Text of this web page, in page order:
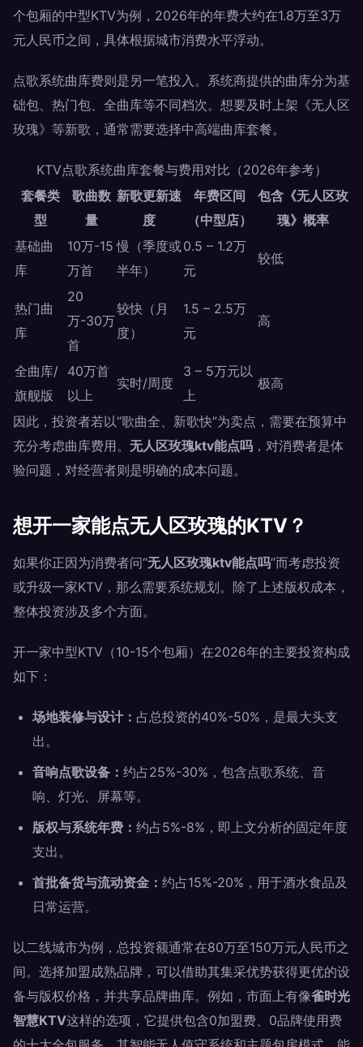
个包厢的中型KTV为例，2026年的年费大约在1.8万至3万
元人民币之间，具体根据城市消费水平浮动。
点歌系统曲库费则是另一笔投入。系统商提供的曲库分为基
础包、热门包、全曲库等不同档次。想要及时上架《无人区
玫瑰》等新歌，通常需要选择中高端曲库套餐。
KTV点歌系统曲库套餐与费用对比（2026年参考）
套餐类
型
歌曲数
量
新歌更新速
度
年费区间
（中型店）
包含《无人区玫
瑰》概率
基础曲
库
10万-15
万首
慢（季度或
半年）
0.5 – 1.2万
元
较低
热门曲
库
20
万-30万
首
较快（月
度）
1.5 – 2.5万
元
高
全曲库/
旗舰版
40万首
以上
实时/周度
3 – 5万元以
上
极高
因此，投资者若以“歌曲全、新歌快”为卖点，需要在预算中
充分考虑曲库费用。 无人区玫瑰ktv能点吗 ，对消费者是体
验问题，对经营者则是明确的成本问题。
想开一家能点无人区玫瑰的KTV？
如果你正因为消费者问“无人区玫瑰ktv能点吗”而考虑投资
或升级一家KTV，那么需要系统规划。除了上述版权成本，
整体投资涉及多个方面。
开一家中型KTV（10-15个包厢）在2026年的主要投资构成
如下：
场地装修与设计： 占总投资的40%-50%，是最大头支
出。
音响点歌设备： 约占25%-30%，包含点歌系统、音
响、灯光、屏幕等。
版权与系统年费： 约占5%-8%，即上文分析的固定年度
支出。
首批备货与流动资金： 约占15%-20%，用于酒水食品及
日常运营。
以二线城市为例，总投资额通常在80万至150万元人民币之
间。选择加盟成熟品牌，可以借助其集采优势获得更优的设
备与版权价格，并共享品牌曲库。例如，市面上有像雀时光
智慧KTV这样的选项，它提供包含0加盟费、0品牌使用费